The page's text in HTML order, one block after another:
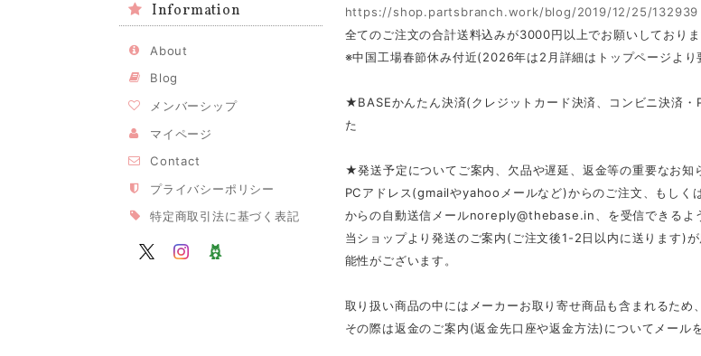
Information
About
Blog
メンバーシップ
マイページ
Contact
プライバシーポリシー
特定商取引法に基づく表記
https://shop.partsbranch.work/blog/2019/12/25/132939
全てのご注文の合計送料込みが3000円以上でお願いしておりま
※中国工場春節休み付近(2026年は2月詳細はトップページよ
★BASEかんたん決済(クレジットカード決済、コンビニ決済
た
★発送予定についてご案内、欠品や遅延、返金等の重要なお知
PCアドレス(gmailやyahooメールなど)からのご注文、もしく
からの自動送信メールnoreply@thebase.in
、を受信できる
当ショップより発送のご案内(ご注文後1-2日以内に送ります)
能性がございます。
取り扱い商品の中にはメーカーお取り寄せ商品も含まれるため
その際は返金のご案内(返金先口座や返金方法)についてメール